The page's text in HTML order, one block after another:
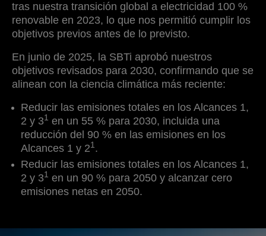
tras nuestra transición global a electricidad 100 %
renovable en 2023, lo que nos permitió cumplir los
objetivos previos antes de lo previsto.
En junio de 2025, la SBTi aprobó nuestros
objetivos revisados para 2030, confirmando que se
alinean con la ciencia climática más reciente:
Reducir las emisiones totales en los Alcances 1,
2 y 31 en un 55 % para 2030, incluida una
reducción del 90 % en las emisiones en los
Alcances 1 y 21.
Reducir las emisiones totales en los Alcances 1,
2 y 31 en un 90 % para 2050 y alcanzar cero
emisiones netas en 2050.